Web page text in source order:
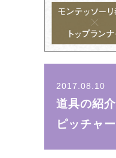
2017.08.10
道具の紹
ピッチャ